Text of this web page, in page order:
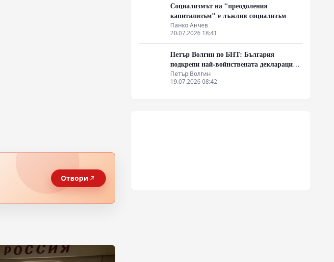
Отвори
Социализмът на "преодоления
капитализъм" е лъжлив социализъм
Панко Анчев
20.07.2026 18:41
Петър Волгин по БНТ: България
подкрепи най-войнствената декларация,
която някога съм чел
Петър Волгин
19.07.2026 08:42